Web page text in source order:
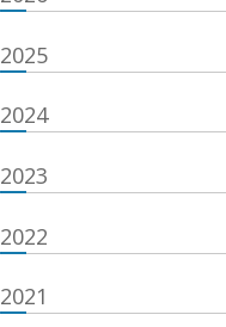
2025
2024
2023
2022
2021